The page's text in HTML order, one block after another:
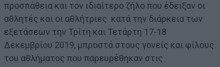
προσπάθεια και τον ιδιαίτερο ζήλο που έδειξαν οι
αθλητές και οι αθλήτριες κατά την διάρκεια των
εξετάσεων την Τρίτη και Τετάρτη 17-18
Δεκεμβρίου 2019, μπροστά στους γονείς και φίλους
του αθλήματος που παρευρέθηκαν στις